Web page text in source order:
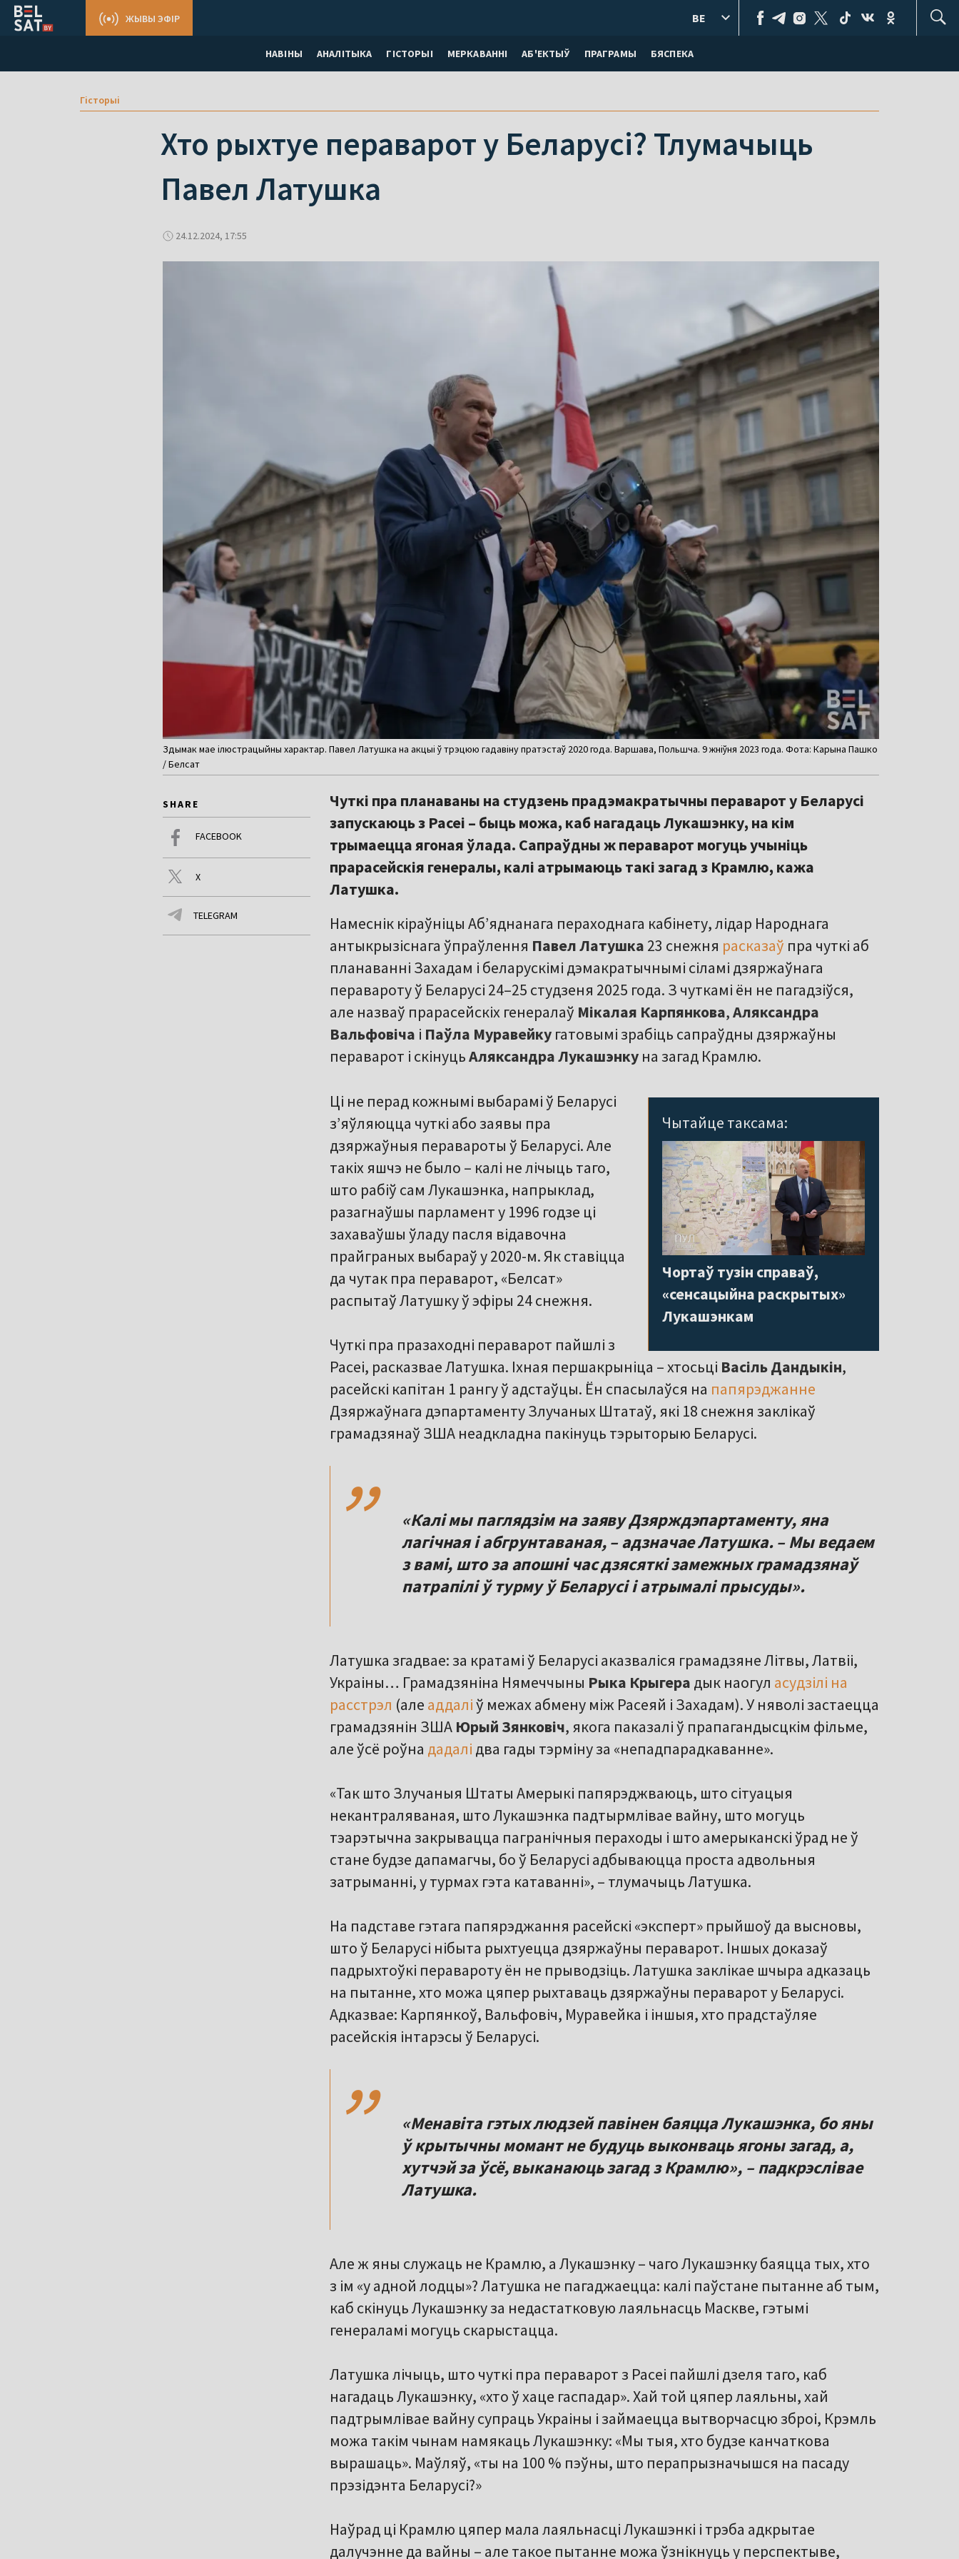
НАВІНЫ АНАЛІТЫКА ГІСТОРЫІ МЕРКАВАННI АБ'ЕКТЫЎ ПРАГРАМЫ БЯСПЕКА
ЖЫВЫ ЭФІР BE
Гісторыі
Хто рыхтуе пераварот у Беларусі? Тлумачыць
Павел Латушка
24.12.2024, 17:55
Здымак мае ілюстрацыйны характар. Павел Латушка на акцыі ў трэцюю гадавіну пратэстаў 2020 года. Варшава, Польшча. 9 жніўня 2023 года. Фота: Карына Пашко
/ Белсат
SHARE
FACEBOOK
X
TELEGRAM
Чуткі пра планаваны на студзень прадэмакратычны пераварот у Беларусі
запускаюць з Расеі – быць можа, каб нагадаць Лукашэнку, на кім
трымаецца ягоная ўлада. Сапраўдны ж пераварот могуць учыніць
прарасейскія генералы, калі атрымаюць такі загад з Крамлю, кажа
Латушка.
Намеснік кіраўніцы Аб’яднанага пераходнага кабінету, лідар Народнага
антыкрызіснага ўпраўлення Павел Латушка 23 снежня расказаў пра чуткі аб
планаванні Захадам і беларускімі дэмакратычнымі сіламі дзяржаўнага
перавароту ў Беларусі 24–25 студзеня 2025 года. З чуткамі ён не пагадзіўся,
але назваў прарасейскіх генералаў Мікалая Карпянкова,Аляксандра
Вальфовіча і Паўла Муравейку гатовымі зрабіць сапраўдны дзяржаўны
пераварот і скінуцьАляксандра Лукашэнку на загад Крамлю.
Чытайце таксама:
Чортаў тузін справаў,
«сенсацыйна раскрытых»
Лукашэнкам
Ці не перад кожнымі выбарамі ў Беларусі
з’яўляюцца чуткі або заявы пра
дзяржаўныя перавароты ў Беларусі. Але
такіх яшчэ не было – калі не лічыць таго,
што рабіў сам Лукашэнка, напрыклад,
разагнаўшы парламент у 1996 годзе ці
захаваўшы ўладу пасля відавочна
прайграных выбараў у 2020-м. Як ставіцца
да чутак пра пераварот, «Белсат»
распытаў Латушку ў эфіры 24 снежня.
Чуткі пра празаходні пераварот пайшлі з
Расеі, расказвае Латушка. Іхная першакрыніца – хтосьці Васіль Дандыкін,
расейскі капітан 1 рангу ў адстаўцы. Ён спасылаўся на папярэджанне
Дзяржаўнага дэпартаменту Злучаных Штатаў, які 18 снежня заклікаў
грамадзянаў ЗША неадкладна пакінуць тэрыторыю Беларусі.
,,
«Калі мы паглядзім на заяву Дзярждэпартаменту, яна
лагічная і абгрунтаваная, – адзначае Латушка. – Мы ведаем
з вамі, што за апошні час дзясяткі замежных грамадзянаў
патрапілі ў турму ў Беларусі і атрымалі прысуды».
Латушка згадвае: за кратамі ў Беларусі аказваліся грамадзяне Літвы, Латвіі,
Украіны… Грамадзяніна Нямеччыны Рыка Крыгера дык наогул асудзілі на
расстрэл (але аддаліў межах абмену між Расеяй і Захадам). У няволі застаецца
грамадзянін ЗША Юрый Зянковіч, якога паказалі ў прапагандысцкім фільме,
але ўсё роўна дадалі два гады тэрміну за «непадпарадкаванне».
«Так што Злучаныя Штаты Амерыкі папярэджваюць, што сітуацыя
некантраляваная, што Лукашэнка падтырмлівае вайну, што могуць
тэарэтычна закрывацца пагранічныя пераходы і што амерыканскі ўрад не ў
стане будзе дапамагчы, бо ў Беларусі адбываюцца проста адвольныя
затрыманні, у турмах гэта катаванні», – тлумачыць Латушка.
На падставе гэтага папярэджання расейскі «эксперт» прыйшоў да высновы,
што ў Беларусі нібыта рыхтуецца дзяржаўны пераварот. Іншых доказаў
падрыхтоўкі перавароту ён не прыводзіць. Латушка заклікае шчыра адказаць
на пытанне, хто можа цяпер рыхтаваць дзяржаўны пераварот у Беларусі.
Адказвае: Карпянкоў, Вальфовіч, Муравейка і іншыя, хто прадстаўляе
расейскія інтарэсы ў Беларусі.
,,
«Менавіта гэтых людзей павінен баяцца Лукашэнка, бо яны
ў крытычны момант не будуць выконваць ягоны загад, а,
хутчэй за ўсё, выканаюць загад з Крамлю», – падкрэслівае
Латушка.
Але ж яны служаць не Крамлю, а Лукашэнку – чаго Лукашэнку баяцца тых, хто
з ім «у адной лодцы»? Латушка не пагаджаецца: калі паўстане пытанне аб тым,
каб скінуць Лукашэнку за недастатковую лаяльнасць Маскве, гэтымі
генераламі могуць скарыстацца.
Латушка лічыць, што чуткі пра пераварот з Расеі пайшлі дзеля таго, каб
нагадаць Лукашэнку, «хто ў хаце гаспадар». Хай той цяпер лаяльны, хай
падтрымлівае вайну супраць Украіны і займаецца вытворчасцю зброі, Крэмль
можа такім чынам намякаць Лукашэнку: «Мы тыя, хто будзе канчаткова
вырашаць». Маўляў, «ты на 100 % пэўны, што перапрызначышся на пасаду
прэзідэнта Беларусі?»
Наўрад ці Крамлю цяпер мала лаяльнасці Лукашэнкі і трэба адкрытае
далучэнне да вайны – але такое пытанне можа ўзнікнуць у перспектыве,